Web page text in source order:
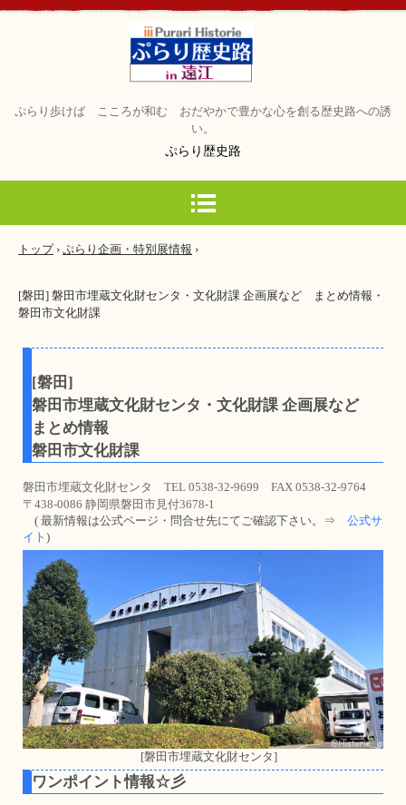
ぷらり歩けば こころが和む おだやかで豊かな心を創る歴史路への誘
い。
ぷらり歴史路
トップ › ぷらり企画・特別展情報 ›
[磐田] 磐田市埋蔵文化財センタ・文化財課 企画展など まとめ情報・
磐田市文化財課
[磐田]
磐田市埋蔵文化財センタ・文化財課 企画展など
まとめ情報
磐田市文化財課
磐田市埋蔵文化財センタ TEL 0538-32-9699 FAX 0538-32-9764
〒438-0086 静岡県磐田市見付3678-1
( 最新情報は公式ページ・問合せ先にてご確認下さい。⇒ 公式サ
イト )
[磐田市埋蔵文化財センタ]
ワンポイント情報☆彡